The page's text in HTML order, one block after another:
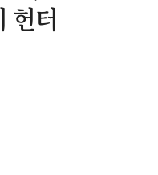
헌터